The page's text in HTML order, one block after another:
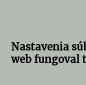
Nastavenia
web fungoval